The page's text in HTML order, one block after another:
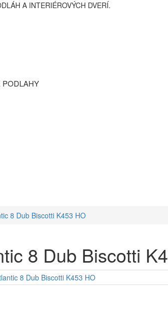
A INTERIÉROVÝCH DVERÍ.
PODLAHY
8 Dub Biscotti K453 HO
8 Dub Biscotti